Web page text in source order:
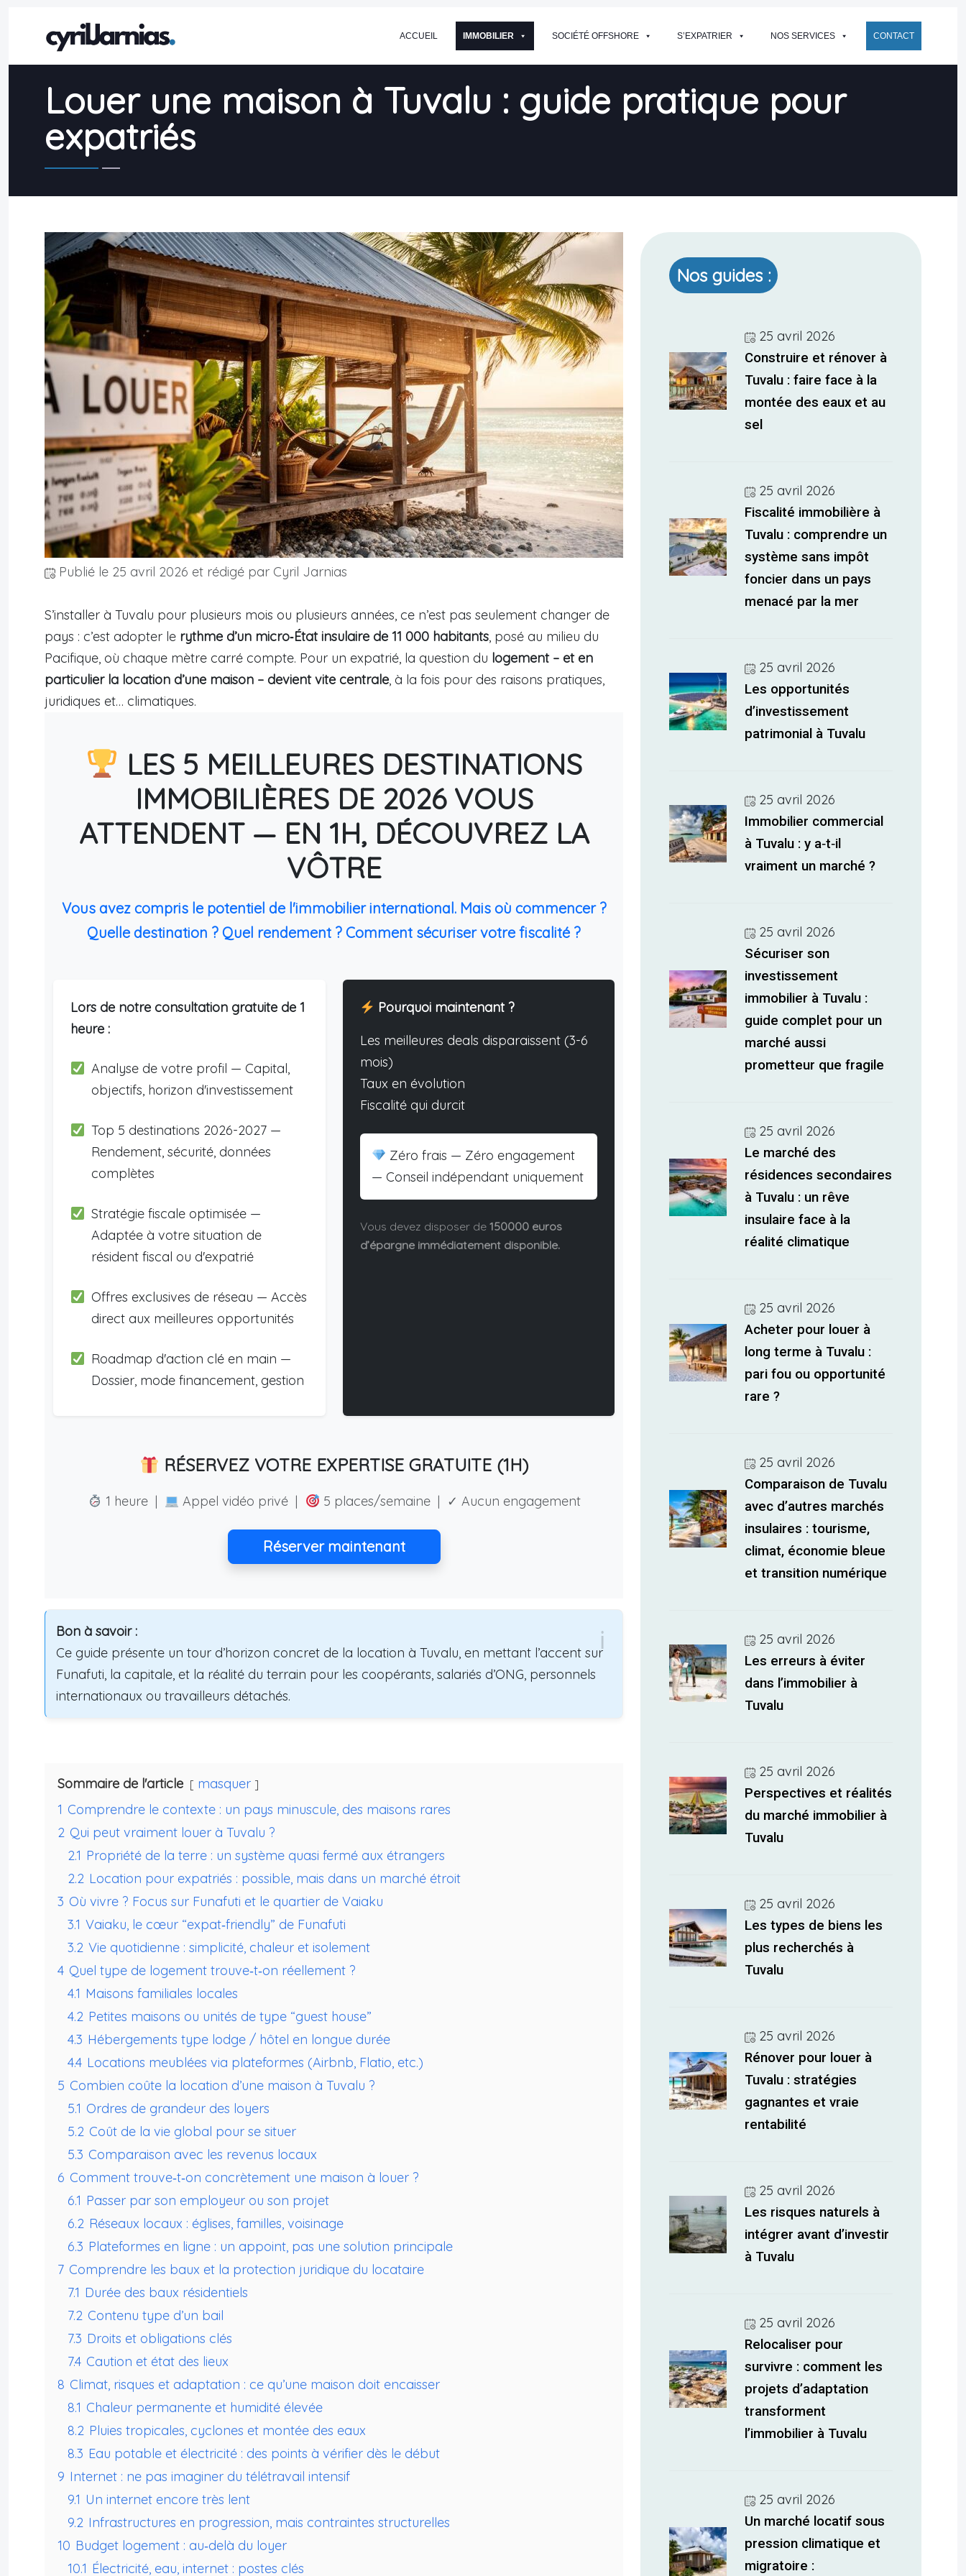
ACCUEIL IMMOBILIER SOCIÉTÉ OFFSHORE S’EXPATRIER NOS SERVICES CONTACT
Louer une maison à Tuvalu : guide pratique pour
expatriés
Publié le 25 avril 2026 et rédigé par Cyril Jarnias
S’installer à Tuvalu pour plusieurs mois ou plusieurs années, ce n’est pas seulement changer de
pays : c’est adopter le rythme d’un micro‑État insulaire de 11 000 habitants, posé au milieu du
Pacifique, où chaque mètre carré compte. Pour un expatrié, la question du logement – et en
particulier la location d’une maison – devient vite centrale, à la fois pour des raisons pratiques,
juridiques et… climatiques.
LES 5 MEILLEURES DESTINATIONS
IMMOBILIÈRES DE 2026 VOUS
ATTENDENT — EN 1H, DÉCOUVREZ LA
VÔTRE
Vous avez compris le potentiel de l'immobilier international. Mais où commencer ?
Quelle destination ? Quel rendement ? Comment sécuriser votre fiscalité ?
Lors de notre consultation gratuite de 1
heure :
Analyse de votre profil — Capital,
objectifs, horizon d'investissement
Top 5 destinations 2026-2027 —
Rendement, sécurité, données
complètes
Stratégie fiscale optimisée —
Adaptée à votre situation de
résident fiscal ou d'expatrié
Offres exclusives de réseau — Accès
direct aux meilleures opportunités
Roadmap d'action clé en main —
Dossier, mode financement, gestion
Pourquoi maintenant ?
Les meilleures deals disparaissent (3-6
mois)
Taux en évolution
Fiscalité qui durcit
Zéro frais — Zéro engagement
— Conseil indépendant uniquement
Vous devez disposer de 150000 euros
d’épargne immédiatement disponible.
RÉSERVEZ VOTRE EXPERTISE GRATUITE (1H)
1 heure | Appel vidéo privé | 5 places/semaine | ✓ Aucun engagement
Réserver maintenant
Bon à savoir :
Ce guide présente un tour d’horizon concret de la location à Tuvalu, en mettant l’accent sur
Funafuti, la capitale, et la réalité du terrain pour les coopérants, salariés d’ONG, personnels
internationaux ou travailleurs détachés.
Sommaire de l'article
masquer
1 Comprendre le contexte : un pays minuscule, des maisons rares
2 Qui peut vraiment louer à Tuvalu ?
2.1 Propriété de la terre : un système quasi fermé aux étrangers
2.2 Location pour expatriés : possible, mais dans un marché étroit
3 Où vivre ? Focus sur Funafuti et le quartier de Vaiaku
3.1 Vaiaku, le cœur “expat‑friendly” de Funafuti
3.2 Vie quotidienne : simplicité, chaleur et isolement
4 Quel type de logement trouve‑t‑on réellement ?
4.1 Maisons familiales locales
4.2 Petites maisons ou unités de type “guest house”
4.3 Hébergements type lodge / hôtel en longue durée
4.4 Locations meublées via plateformes (Airbnb, Flatio, etc.)
5 Combien coûte la location d’une maison à Tuvalu ?
5.1 Ordres de grandeur des loyers
5.2 Coût de la vie global pour se situer
5.3 Comparaison avec les revenus locaux
6 Comment trouve‑t‑on concrètement une maison à louer ?
6.1 Passer par son employeur ou son projet
6.2 Réseaux locaux : églises, familles, voisinage
6.3 Plateformes en ligne : un appoint, pas une solution principale
7 Comprendre les baux et la protection juridique du locataire
7.1 Durée des baux résidentiels
7.2 Contenu type d’un bail
7.3 Droits et obligations clés
7.4 Caution et état des lieux
8 Climat, risques et adaptation : ce qu’une maison doit encaisser
8.1 Chaleur permanente et humidité élevée
8.2 Pluies tropicales, cyclones et montée des eaux
8.3 Eau potable et électricité : des points à vérifier dès le début
9 Internet : ne pas imaginer du télétravail intensif
9.1 Un internet encore très lent
9.2 Infrastructures en progression, mais contraintes structurelles
10 Budget logement : au‑delà du loyer
10.1 Électricité, eau, internet : postes clés
Nos guides :
25 avril 2026
Construire et rénover à
Tuvalu : faire face à la
montée des eaux et au
sel
25 avril 2026
Fiscalité immobilière à
Tuvalu : comprendre un
système sans impôt
foncier dans un pays
menacé par la mer
25 avril 2026
Les opportunités
d’investissement
patrimonial à Tuvalu
25 avril 2026
Immobilier commercial
à Tuvalu : y a‑t‑il
vraiment un marché ?
25 avril 2026
Sécuriser son
investissement
immobilier à Tuvalu :
guide complet pour un
marché aussi
prometteur que fragile
25 avril 2026
Le marché des
résidences secondaires
à Tuvalu : un rêve
insulaire face à la
réalité climatique
25 avril 2026
Acheter pour louer à
long terme à Tuvalu :
pari fou ou opportunité
rare ?
25 avril 2026
Comparaison de Tuvalu
avec d’autres marchés
insulaires : tourisme,
climat, économie bleue
et transition numérique
25 avril 2026
Les erreurs à éviter
dans l’immobilier à
Tuvalu
25 avril 2026
Perspectives et réalités
du marché immobilier à
Tuvalu
25 avril 2026
Les types de biens les
plus recherchés à
Tuvalu
25 avril 2026
Rénover pour louer à
Tuvalu : stratégies
gagnantes et vraie
rentabilité
25 avril 2026
Les risques naturels à
intégrer avant d’investir
à Tuvalu
25 avril 2026
Relocaliser pour
survivre : comment les
projets d’adaptation
transforment
l’immobilier à Tuvalu
25 avril 2026
Un marché locatif sous
pression climatique et
migratoire :